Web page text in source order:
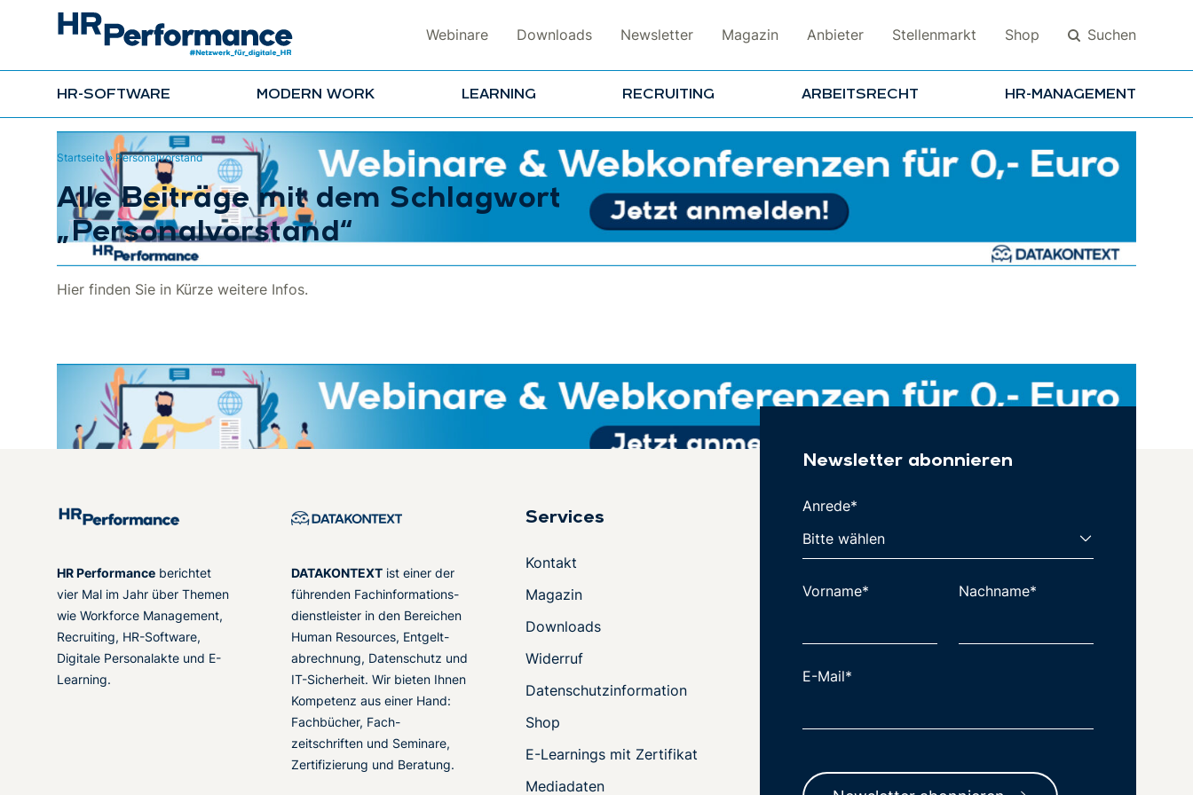
Webinare Downloads Newsletter Magazin Anbieter Stellenmarkt Shop Suchen
HR-SOFTWARE MODERN WORK LEARNING RECRUITING ARBEITSRECHT HR-MANAGEMENT
Suchen
Startseite»Personalvorstand
Alle Beiträge mit dem Schlagwort
„Personalvorstand“
Hier finden Sie in Kürze weitere Infos.
HR Performance berichtet
vier Mal im Jahr über Themen
wie Workforce Management,
Recruiting, HR-Software,
Digitale Personalakte und E-
Learning.
DATAKONTEXT ist einer der
führenden Fachinformations-
dienstleister in den Bereichen
Human Resources, Entgelt-
abrechnung, Datenschutz und
IT-Sicherheit. Wir bieten Ihnen
Kompetenz aus einer Hand:
Fachbücher, Fach-
zeitschriften und Seminare,
Zertifizierung und Beratung.
Services
Kontakt
Magazin
Downloads
Widerruf
Datenschutzinformation
Shop
E-Learnings mit Zertifikat
Mediadaten
Newsletter abonnieren
Anrede*
Vorname* Nachname*
E-Mail*